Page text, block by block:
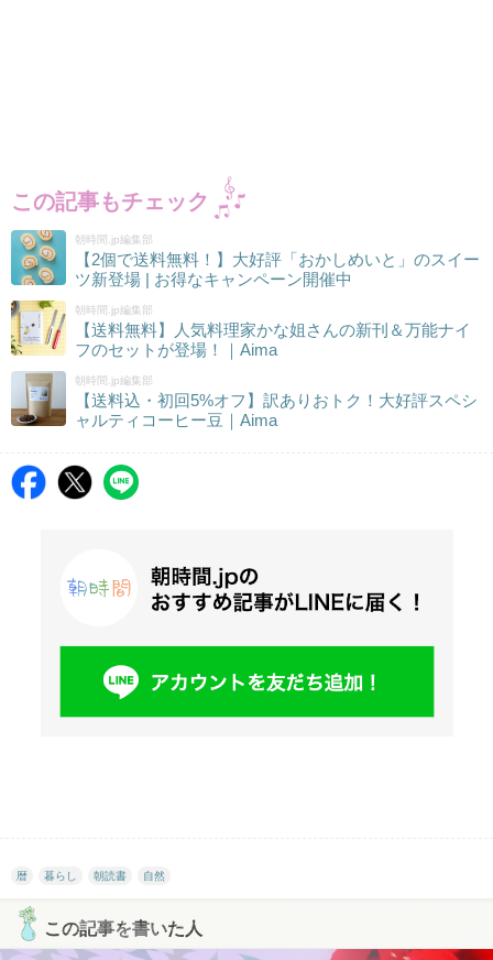
この記事もチェック
朝時間.jp編集部
【2個で送料無料！】大好評「おかしめいと」のスイー
ツ新登場 | お得なキャンペーン開催中
朝時間.jp編集部
【送料無料】人気料理家かな姐さんの新刊＆万能ナイ
フのセットが登場！｜Aima
朝時間.jp編集部
【送料込・初回5%オフ】訳ありおトク！大好評スペシ
ャルティコーヒー豆｜Aima
暦 暮らし 朝読書 自然
この記事を書いた人